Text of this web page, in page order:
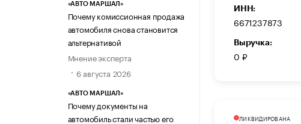
«АВТО МАРШАЛ»
Почему комиссионная продажа
автомобиля снова становится
альтернативой
Мнение эксперта
6 августа 2026
«АВТО МАРШАЛ»
Почему документы на
автомобиль стали частью его
ИНН:
6671237873
Выручка:
0 ₽
ЛИКВИДИРОВАНА